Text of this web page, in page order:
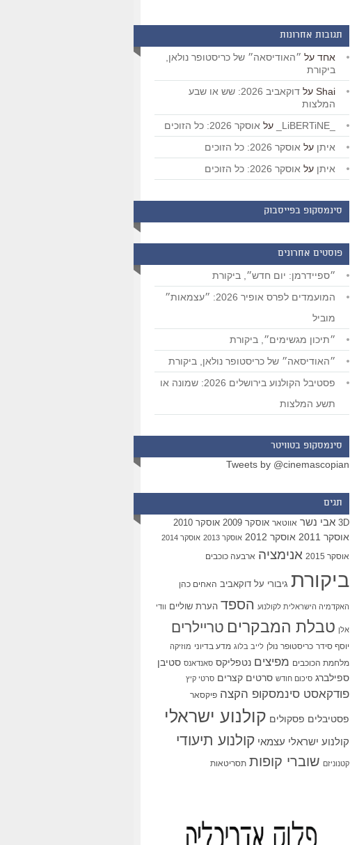
תגובות אחרונות
אחד על ״האודיסאה״ של כריסטופר נולאן,
ביקורת
Shai על
דוקאביב 2026: שש או שבע
המלצות
על אוסקר 2026: כל הזוכים
איתן על אוסקר 2026: כל הזוכים
איתן על אוסקר 2026: כל הזוכים
סינמסקופ בפייסבוק
פוסטים אחרונים
״ספיידרמן: יום חדש״, ביקורת
המועמדים לפרס אופיר 2026: ״עצמאות״
מוביל
״תיכון מגשימים״, ביקורת
״האודיסאה״ של כריסטופר נולאן, ביקורת
פסטיבל הקולנוע בירושלים 2026: שמונה או
תשע המלצות
סינמסקופ בטוויטר
Tweets by @cinemascopian
תגים
3D אבי נשר אווטאר אוסקר 2009 אוסקר 2010
אוסקר 2011 אוסקר 2012 אוסקר 2013 אוסקר 2014
אוסקר 2015 אנימציה ארבעה כוכבים
ביקורת גיבורי על דוקאביב האחים כהן
האקדמיה הישראלית לקולנוע הספד הערת שוליים וודי
אלן טבלת המבקרים טריילרים
יוסף סידר כריסטופר נולן לייב בלוג מדע בדיוני מוזיקה
מלחמת הכוכבים מפיצים נטפליקס סאנדאנס סטיבן
ספילברג סיכום חודש סרטים קצרים סרטי קיץ
פודקאסט סינמסקופ הקצה פיקסאר
פסטיבלים פסקולים קולנוע ישראלי
קולנוע ישראלי עצמאי קולנוע תיעודי
קטנוניזם שוברי קופות תסריטאות